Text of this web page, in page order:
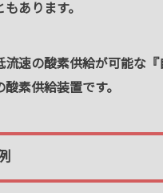
あります。
流速の酸素供給が可能な
素供給装置です。